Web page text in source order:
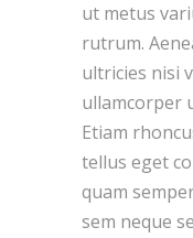
ut metus
rutrum.
ultricies nisi
ullamcorper
Etiam
tellus eget
quam
sem neque